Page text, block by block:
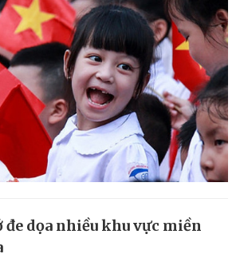
đe dọa nhiều khu vực miền